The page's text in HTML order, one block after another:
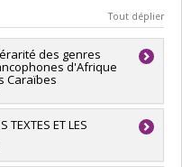
Tout déplier
des genres
d'Afrique
Caraïbes
TEXTES ET LES